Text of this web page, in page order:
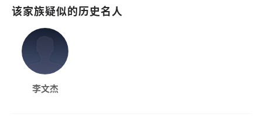
该家族疑似的历史名人
李文杰